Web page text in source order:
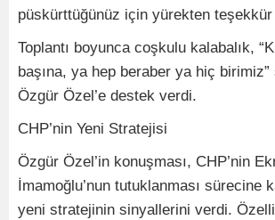
püskürttüğünüz için yürekten teşekkür
Toplantı boyunca coşkulu kalabalık,
başına, ya hep beraber ya hiç birimiz”
Özgür Özel’e destek verdi.
CHP’nin Yeni Stratejisi
Özgür Özel’in konuşması, CHP’nin
İmamoğlu’nun tutuklanması sürecine
yeni stratejinin sinyallerini verdi.